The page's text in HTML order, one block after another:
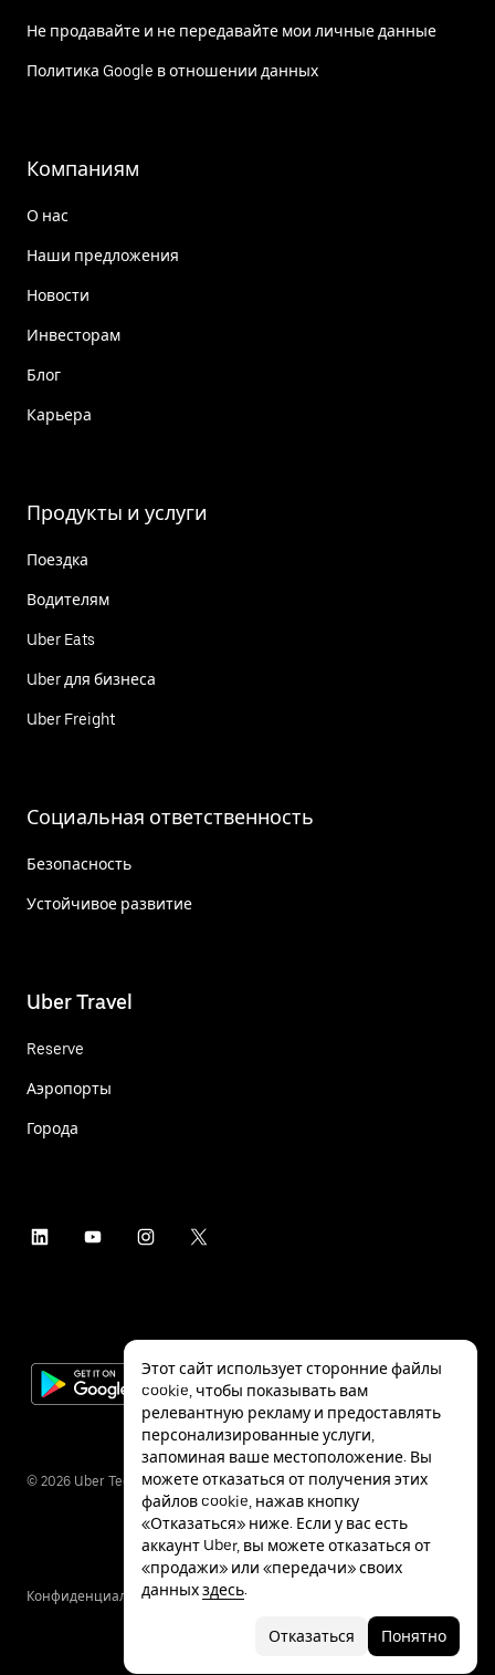
Не продавайте и не передавайте мои личные данные
Политика Google в отношении данных
Компаниям
О нас
Наши предложения
Новости
Инвесторам
Блог
Карьера
Продукты и услуги
Поездка
Водителям
Uber Eats
Uber для бизнеса
Uber Freight
Социальная ответственность
Безопасность
Устойчивое развитие
Uber Travel
Reserve
Аэропорты
Города
© 2026 Uber Technologies Inc.
КонфиденциальностьСпециальные
Этот сайт использует сторонние файлы
cookie, чтобы показывать вам
релевантную рекламу и предоставлять
персонализированные услуги,
запоминая ваше местоположение. Вы
можете отказаться от получения этих
файлов cookie, нажав кнопку
«Отказаться» ниже. Если у вас есть
аккаунт Uber, вы можете отказаться от
«продажи» или «передачи» своих
данныхздесь.
Отказаться Понятно